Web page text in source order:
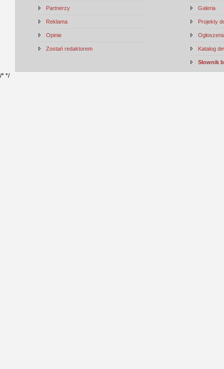
Partnerzy
Reklama
Opinie
Zostań redaktorem
Galeria
Projekty
Katalog
Słownik
/* */